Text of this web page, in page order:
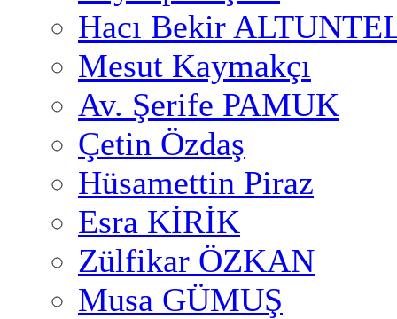
Hacı Bekir
Mesut Kaymakçı
Av. Şerife PAMUK
Çetin Özdaş
Hüsamettin Piraz
Esra KİRİK
Zülfikar ÖZKAN
Musa GÜMUŞ